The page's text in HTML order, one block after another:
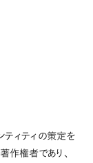
ティティの策定を
作権者であり 、